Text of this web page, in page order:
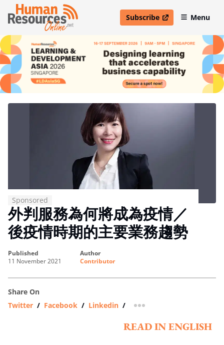
Subscribe
open in new windowMenu
Sponsored
外判服務為何將成為疫情／
後疫情時期的主要業務趨勢
published
11 November 2021
author
Contributor
Share On
Twitter / Facebook / Linkedin / more sharing option
READ IN ENGLISH